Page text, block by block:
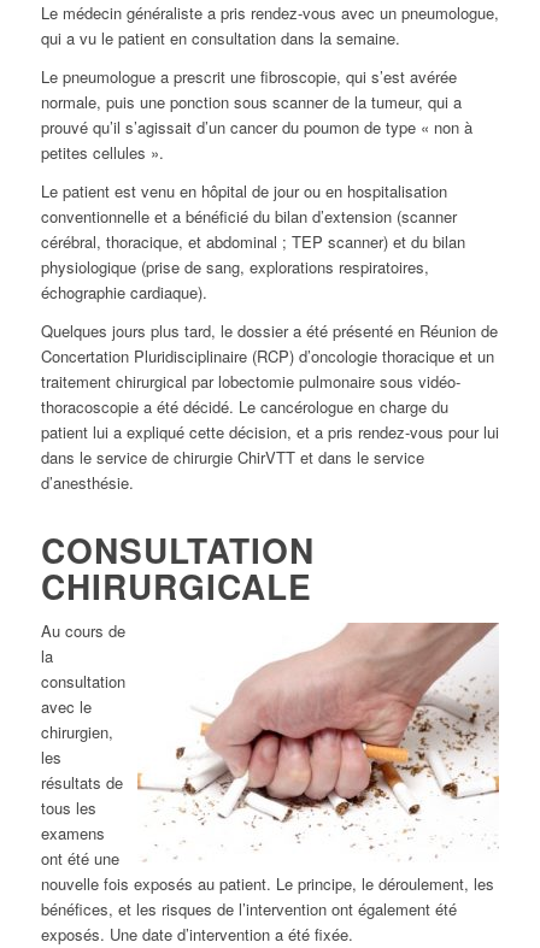
Le médecin généraliste a pris rendez-vous avec un pneumologue,
qui a vu le patient en consultation dans la semaine.
Le pneumologue a prescrit une fibroscopie, qui s’est avérée
normale, puis une ponction sous scanner de la tumeur, qui a
prouvé qu’il s’agissait d’un cancer du poumon de type « non à
petites cellules ».
Le patient est venu en hôpital de jour ou en hospitalisation
conventionnelle et a bénéficié du bilan d’extension (scanner
cérébral, thoracique, et abdominal ; TEP scanner) et du bilan
physiologique (prise de sang, explorations respiratoires,
échographie cardiaque).
Quelques jours plus tard, le dossier a été présenté en Réunion de
Concertation Pluridisciplinaire (RCP) d’oncologie thoracique et un
traitement chirurgical par lobectomie pulmonaire sous vidéo-
thoracoscopie a été décidé. Le cancérologue en charge du
patient lui a expliqué cette décision, et a pris rendez-vous pour lui
dans le service de chirurgie ChirVTT et dans le service
d’anesthésie.
CONSULTATION
CHIRURGICALE
Au cours de
la
consultation
avec le
chirurgien,
les
résultats de
tous les
examens
ont été une
nouvelle fois exposés au patient. Le principe, le déroulement, les
bénéfices, et les risques de l’intervention ont également été
exposés. Une date d’intervention a été fixée.